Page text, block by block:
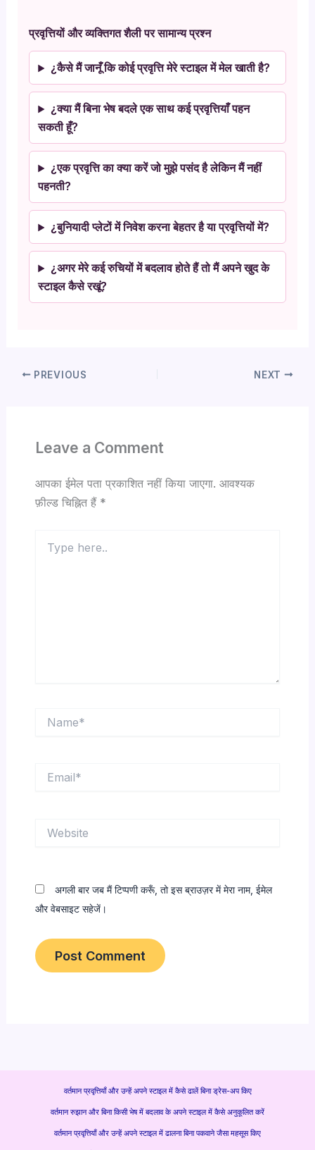
प्रवृत्तियों और व्यक्तिगत शैली पर सामान्य प्रश्न
¿कैसे मैं जानूँ कि कोई प्रवृत्ति मेरे स्टाइल में मेल खाती है?
¿क्या मैं बिना भेष बदले एक साथ कई प्रवृत्तियाँ पहन
सकती हूँ?
¿एक प्रवृत्ति का क्या करें जो मुझे पसंद है लेकिन मैं नहीं
पहनती?
¿बुनियादी प्लेटों में निवेश करना बेहतर है या प्रवृत्तियों में?
¿अगर मेरे कई रुचियों में बदलाव होते हैं तो मैं अपने खुद के
स्टाइल कैसे रखूं?
PREVIOUS NEXT
Leave a Comment
आपका ईमेल पता प्रकाशित नहीं किया जाएगा. आवश्यक
फ़ील्ड चिह्नित हैं *
here..
अगली बार जब मैं टिप्पणी करूँ, तो इस ब्राउज़र में मेरा नाम, ईमेल
और वेबसाइट सहेजें।
वर्तमान प्रवृत्तियाँ और उन्हें अपने स्टाइल में कैसे ढालें बिना ड्रेस-अप किए
वर्तमान रुझान और बिना किसी भेष में बदलाव के अपने स्टाइल में कैसे अनुकूलित करें
वर्तमान प्रवृत्तियाँ और उन्हें अपने स्टाइल में ढालना बिना पकवाने जैसा महसूस किए